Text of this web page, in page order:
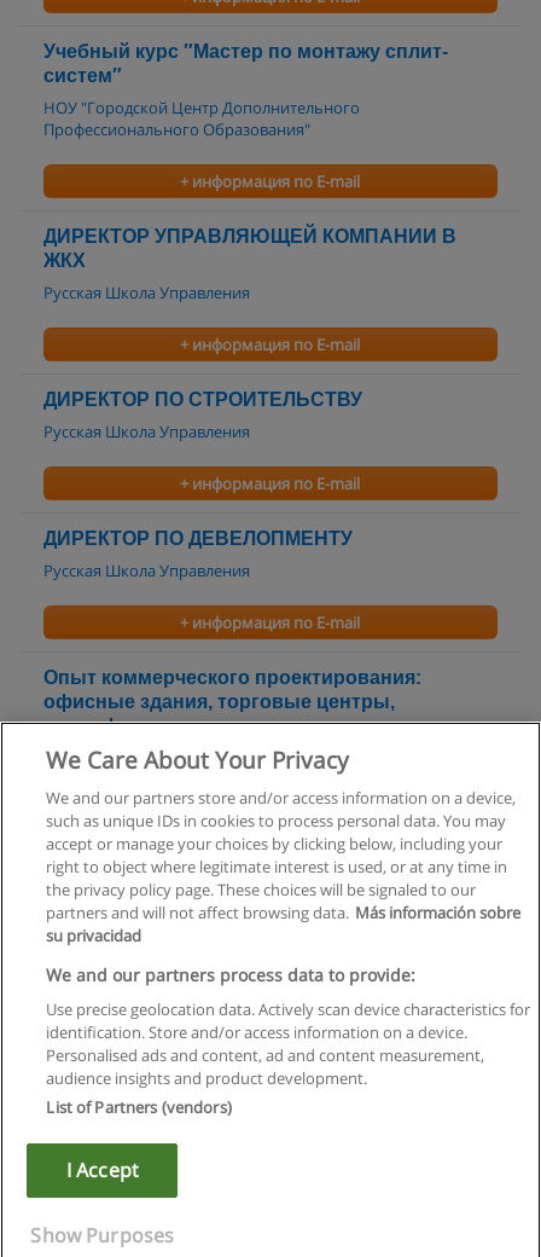
Учебный курс ″Мастер по монтажу сплит-
систем″
НОУ "Городской Центр Дополнительного
Профессионального Образования"
+ информация по E-mail
ДИРЕКТОР УПРАВЛЯЮЩЕЙ КОМПАНИИ В
ЖКХ
Русская Школа Управления
+ информация по E-mail
ДИРЕКТОР ПО СТРОИТЕЛЬСТВУ
Русская Школа Управления
+ информация по E-mail
ДИРЕКТОР ПО ДЕВЕЛОПМЕНТУ
Русская Школа Управления
+ информация по E-mail
Опыт коммерческого проектирования:
офисные здания, торговые центры,
многофункциональные комплексы.
Национальная Академия Градостроительства и
+ информация по E-mail
Правила пользования
Конфиденциальность информации
Напишите Educaedu
Copyright © Educaedu Business S.L. - CIF : B-95610580: -
We Care About Your Privacy
We and our partners store and/or access information on a device,
such as unique IDs in cookies to process personal data. You may
accept or manage your choices by clicking below, including your
right to object where legitimate interest is used, or at any time in
the privacy policy page. These choices will be signaled to our
partners and will not affect browsing data. Más información sobre
su privacidad
We and our partners process data to provide:
Use precise geolocation data. Actively scan device characteristics for
identification. Store and/or access information on a device.
Personalised ads and content, ad and content measurement,
audience insights and product development.
List of Partners (vendors)
I Accept
Show Purposes